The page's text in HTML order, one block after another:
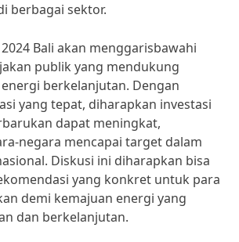
berbagai sektor.
Bali akan menggarisbawahi
publik yang mendukung
berkelanjutan. Dengan
yang tepat, diharapkan investasi
dapat meningkat,
negara mencapai target dalam
Diskusi ini diharapkan bisa
yang konkret untuk para
demi kemajuan energi yang
dan berkelanjutan.